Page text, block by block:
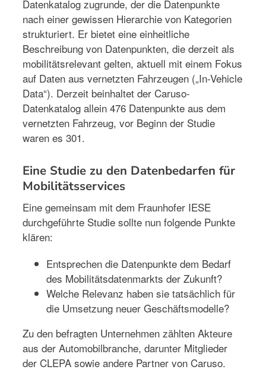
Datenkatalog zugrunde, der die Datenpunkte
nach einer gewissen Hierarchie von Kategorien
strukturiert. Er bietet eine einheitliche
Beschreibung von Datenpunkten, die derzeit als
mobilitätsrelevant gelten, aktuell mit einem Fokus
auf Daten aus vernetzten Fahrzeugen („In-Vehicle
Data“). Derzeit beinhaltet der Caruso-
Datenkatalog allein 476 Datenpunkte aus dem
vernetzten Fahrzeug, vor Beginn der Studie
waren es 301.
Eine Studie zu den Datenbedarfen für
Mobilitätsservices
Eine gemeinsam mit dem Fraunhofer IESE
durchgeführte Studie sollte nun folgende Punkte
klären:
Entsprechen die Datenpunkte dem Bedarf
des Mobilitätsdatenmarkts der Zukunft?
Welche Relevanz haben sie tatsächlich für
die Umsetzung neuer Geschäftsmodelle?
Zu den befragten Unternehmen zählten Akteure
aus der Automobilbranche, darunter Mitglieder
der CLEPA sowie andere Partner von Caruso.